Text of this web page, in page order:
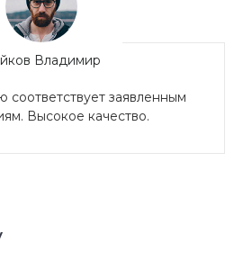
Владимир
соответствует заявленным
Высокое качество.